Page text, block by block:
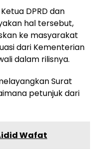
DPRD dan
hal tersebut,
ke masyarakat
dari Kementerian
dalam rilisnya.
Surat
petunjuk dari
Wafat